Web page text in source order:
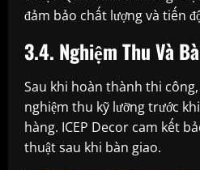
đảm bảo chất lượng và tiến
3.4. Nghiệm Thu Và
Sau khi hoàn thành thi
nghiệm thu kỹ lưỡng trước
hàng. ICEP Decor cam kết
thuật sau khi bàn giao.